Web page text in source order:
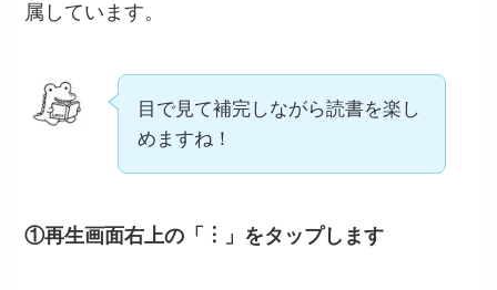
属しています。
目で見て補完しながら読書を楽し
めますね！
①再生画面右上の「︙」をタップします